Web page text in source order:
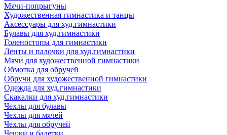
Мячи-попрыгуны
Художественная гимнастика и танцы
Аксессуары для худ.гимнастики
Булавы для худ.гимнастики
Голеностопы для гимнастики
Ленты и палочки для худ.гимнастики
Мячи для художественной гимнастики
Обмотка для обручей
Обручи для художественной гимнастики
Одежда для худ.гимнастики
Скакалки для худ.гимнастики
Чехлы для булавы
Чехлы для мячей
Чехлы для обручей
Чешки и балетки